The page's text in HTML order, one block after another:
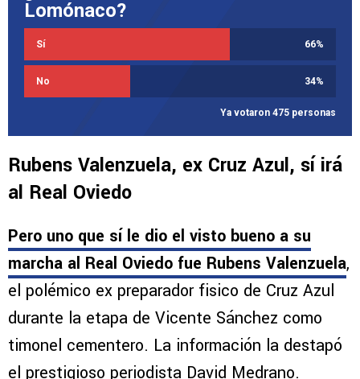
Lomónaco?
Sí 66%
No 34%
Ya votaron 475 personas
Rubens Valenzuela, ex Cruz Azul, sí irá
al Real Oviedo
Pero uno que sí le dio el visto bueno a su
marcha al Real Oviedo fue Rubens Valenzuela,
el polémico ex preparador fisico de Cruz Azul
durante la etapa de Vicente Sánchez como
timonel cementero. La información la destapó
el prestigioso periodista David Medrano.